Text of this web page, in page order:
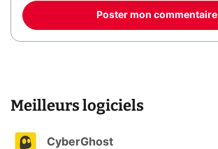
Poster mon commentaire
Meilleurs logiciels
CyberGhost